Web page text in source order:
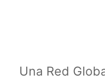
Una Red